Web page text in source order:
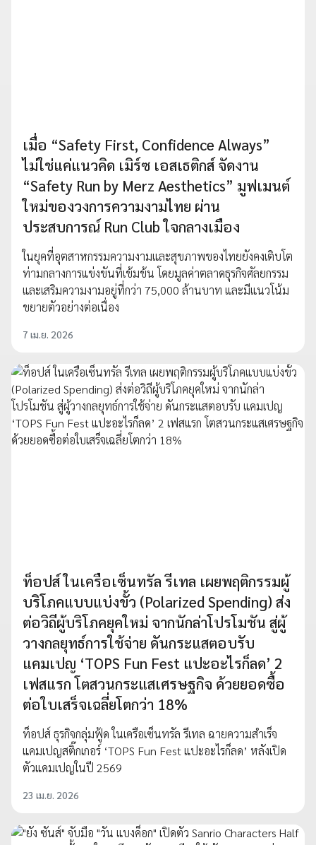
เมื่อ “Safety First, Confidence Always”
ไม่ใช่แค่แนวคิด เมิร์ซ เอสเธติกส์ จัดงาน
“Safety Run by Merz Aesthetics” มูฟเมนต์
ใหม่ของวงการความงามไทย ผ่าน
ประสบการณ์ Run Club ใจกลางเมือง
ในยุคที่อุตสาหกรรมความงามและสุขภาพของไทยยังคงเติบโต
ท่ามกลางการแข่งขันที่เข้มข้น โดยมูลค่าตลาดธุรกิจศัลยกรรม
และเสริมความงามอยู่ที่กว่า 75,000 ล้านบาท และมีแนวโน้ม
ขยายตัวอย่างต่อเนื่อง
7 เม.ย. 2026
ท็อปส์ ในเครือเซ็นทรัล รีเทล เผยพฤติกรรมผู้
บริโภคแบบแบ่งขั้ว (Polarized Spending) ส่ง
ต่อวิถีผู้บริโภคยุคใหม่ จากนักล่าโปรโมชัน สู่ผู้
วางกลยุทธ์การใช้จ่าย ดันกระแสตอบรับ
แคมเปญ ‘TOPS Fun Fest แปะอะไรก็ลด’ 2
เฟสแรก โตสวนกระแสเศรษฐกิจ ด้วยยอดซื้อ
ต่อใบเสร็จเฉลี่ยโตกว่า 18%
ท็อปส์ ธุรกิจกลุ่มฟู้ด ในเครือเซ็นทรัล รีเทล ฉายความสำเร็จ
แคมเปญสติ๊กเกอร์ ‘TOPS Fun Fest แปะอะไรก็ลด’ หลังเปิด
ตัวแคมเปญในปี 2569
23 เม.ย. 2026